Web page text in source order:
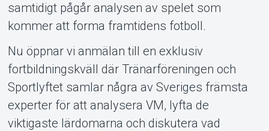
Support
samtidigt pågår analysen av spelet som
kommer att forma framtidens fotboll.
Nu öppnar vi anmälan till en exklusiv
fortbildningskväll där Tränarföreningen och
Sportlyftet samlar några av Sveriges främsta
experter för att analysera VM, lyfta de
viktigaste lärdomarna och diskutera vad